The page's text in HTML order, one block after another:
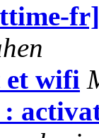
wifi